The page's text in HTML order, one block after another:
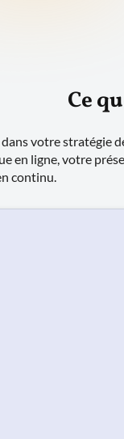
Ce
votre stratégie
en ligne, votre
continu.